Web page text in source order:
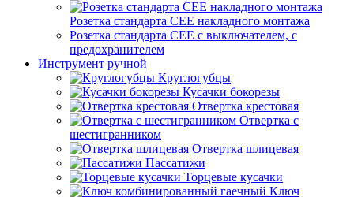
Розетка стандарта СЕЕ накладного монтажа
Розетка стандарта СЕЕ с выключателем, с
предохранителем
Инструмент ручной
Круглогубцы
Кусачки бокорезы
Отвертка крестовая
Отвертка с
шестигранником
Отвертка шлицевая
Пассатижи
Торцевые кусачки
Ключ